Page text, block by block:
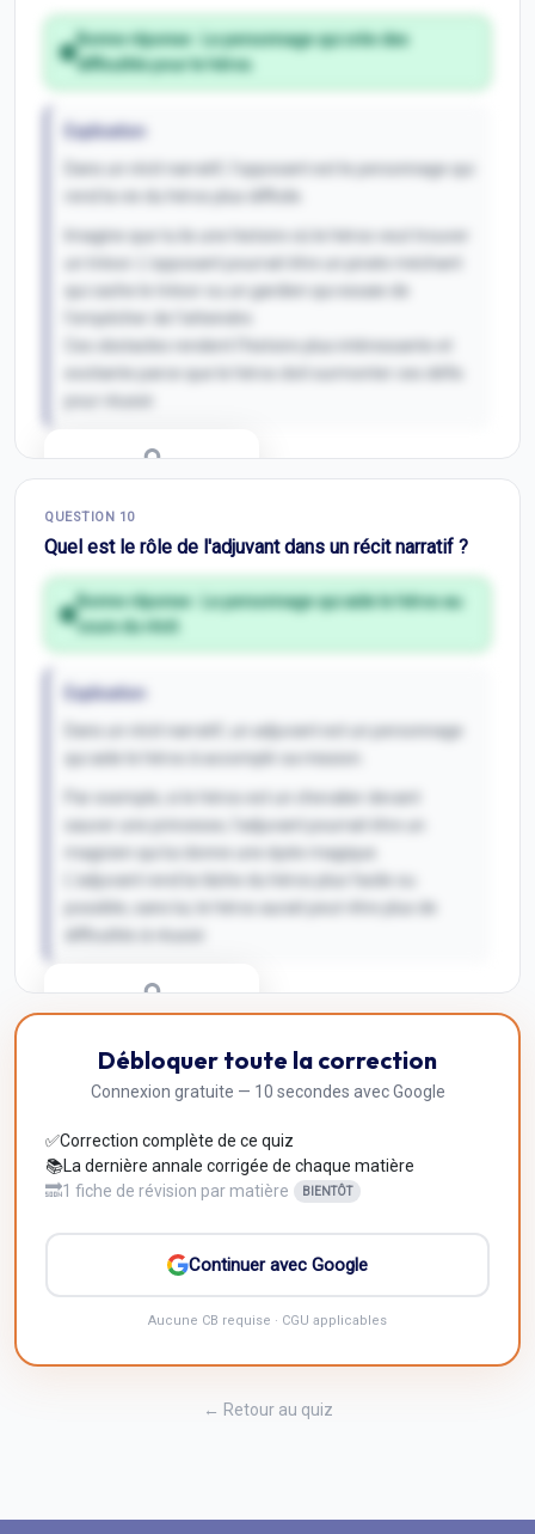
Bonne réponse :
Le personnage qui crée des
difficultés pour le héros.
Explication
Dans un récit narratif, l'opposant est le personnage qui
Imagine que tu lis une histoire où le héros veut trouver
un trésor. L'opposant pourrait être un pirate méchant
qui cache le trésor ou un gardien qui essaie de
excitante parce que le héros doit surmonter ces défis
QUESTION 10
Quel est le rôle de l'adjuvant dans un récit narratif ?
Bonne réponse :
Le personnage qui aide le héros au
cours du récit.
Explication
Dans un récit narratif, un adjuvant est un personnage
qui aide le héros à accomplir sa mission.
sauver une princesse, l'adjuvant pourrait être un
magicien qui lui donne une épée magique.
Inscris-toi pour débloquer
Débloquer toute la correction
Connexion gratuite — 10 secondes avec Google
✅Correction complète de ce quiz
📚La dernière annale corrigée de chaque matière
🔜1 fiche de révision par matière BIENTÔT
Continuer avec Google
Aucune CB requise · CGU applicables
← Retour au quiz